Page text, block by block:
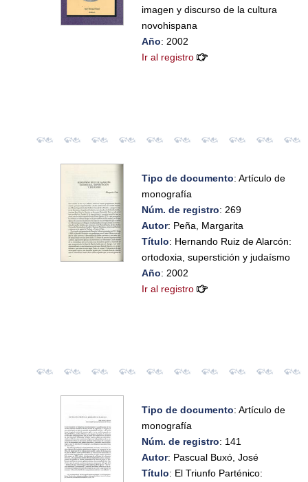
imagen y discurso de la cultura
novohispana
Año: 2002
Ir al registro
Tipo de documento: Artículo de
monografía
Núm. de registro: 269
Autor: Peña, Margarita
Título: Hernando Ruiz de Alarcón:
ortodoxia, superstición y judaísmo
Año: 2002
Ir al registro
Tipo de documento: Artículo de
monografía
Núm. de registro: 141
Autor: Pascual Buxó, José
Título: El Triunfo Parténico: